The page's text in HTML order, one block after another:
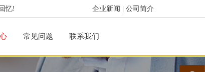
企业新闻 公司简介
忆!
常见问题 联系我们